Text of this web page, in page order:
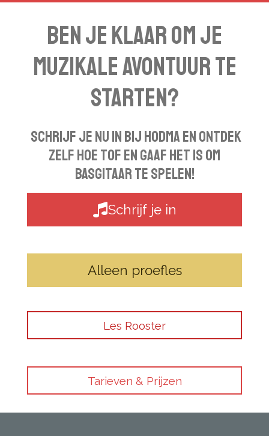
Ben je klaar om je
muzikale avontuur te
starten?
Schrijf je nu in bij HODMA en ontdek
zelf hoe tof en gaaf het is om
basgitaar te spelen!
Schrijf je in
Alleen proefles
Les Rooster
Tarieven & Prijzen